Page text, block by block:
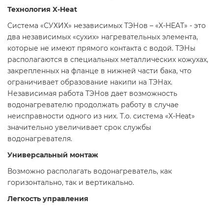
Технология X-Heat
Cистема «СУХИХ» независимых ТЭНов – «X-HEAT» - это
два независимых «сухих» нагревательных элемента,
которые не имеют прямого контакта с водой. ТЭНы
располагаются в специальных металлических кожухах,
закрепленных на фланце в нижней части бака, что
ограничивает образование накипи на ТЭНах.
Независимая работа ТЭНов дает возможность
водонагревателю продолжать работу в случае
неисправности одного из них. Т.о. система «X-Heat»
значительно увеличивает срок службы
водонагревателя.
Универсальный монтаж
Возможно располагать водонагреватель, как
горизонтально, так и вертикально.
Легкость управления